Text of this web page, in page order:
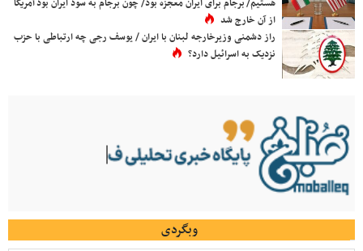
از آن خارج شد
راز دشمنی وزیرخارجه لبنان با ایران / یوسف رجی چه ارتباطی با حزب
نزدیک به اسرائیل دارد؟
وبگردی